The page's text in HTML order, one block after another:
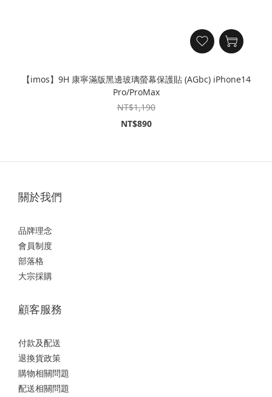
【imos】9H 康寧滿版黑邊玻璃螢幕保護貼 (AGbc) iPhone14
Pro/ProMax
NT$1,190
NT$890
關於我們
品牌理念
會員制度
部落格
大宗採購
顧客服務
付款及配送
退換貨政策
購物相關問題
配送相關問題